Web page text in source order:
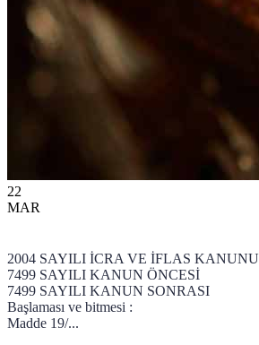
22
MAR
2004 SAYILI İCRA VE İFLAS KANUNU
7499 SAYILI KANUN ÖNCESİ
7499 SAYILI KANUN SONRASI
Başlaması ve bitmesi :
Madde 19/...